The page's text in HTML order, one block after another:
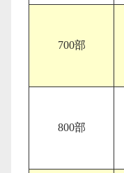
700部
800部